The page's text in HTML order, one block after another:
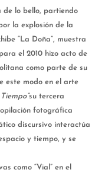
de lo bello, partiendo
la explosión de la
“La Doña”, muestra
el 2010 hizo acto de
como parte de su
este modo en el arte
su tercera
fotográfica
discursivo interactúa
y tiempo, y se
como “Vial” en el